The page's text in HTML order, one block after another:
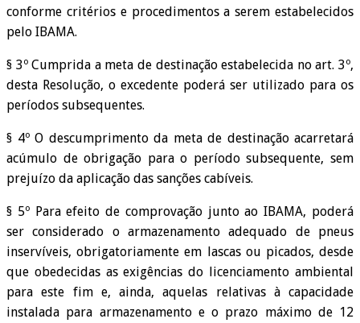
conforme critérios e procedimentos a serem estabelecidos
pelo IBAMA.
§ 3º Cumprida a meta de destinação estabelecida no art. 3º,
desta Resolução, o excedente poderá ser utilizado para os
períodos subsequentes.
§ 4º O descumprimento da meta de destinação acarretará
acúmulo de obrigação para o período subsequente, sem
prejuízo da aplicação das sanções cabíveis.
§ 5º Para efeito de comprovação junto ao IBAMA, poderá
ser considerado o armazenamento adequado de pneus
inservíveis, obrigatoriamente em lascas ou picados, desde
que obedecidas as exigências do licenciamento ambiental
para este fim e, ainda, aquelas relativas à capacidade
instalada para armazenamento e o prazo máximo de 12